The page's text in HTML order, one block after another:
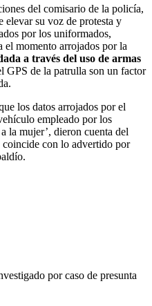
del comisario de la policía,
elevar su voz de protesta y
por los uniformados,
el momento arrojados por la
a través del uso de armas
GPS de la patrulla son un factor
los datos arrojados por el
empleado por los
la mujer’, dieron cuenta del
con lo advertido por
por caso de presunta